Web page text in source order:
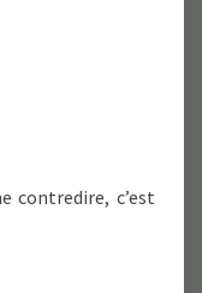
contredire, c’est